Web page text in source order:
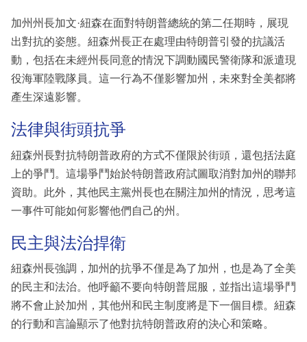
區
加州州長加文·紐森在面對特朗普總統的第二任期時，展現
出對抗的姿態。紐森州長正在處理由特朗普引發的抗議活
動，包括在未經州長同意的情況下調動國民警衛隊和派遣現
役海軍陸戰隊員。這一行為不僅影響加州，未來對全美都將
產生深遠影響。
法律與街頭抗爭
紐森州長對抗特朗普政府的方式不僅限於街頭，還包括法庭
上的爭鬥。這場爭鬥始於特朗普政府試圖取消對加州的聯邦
資助。此外，其他民主黨州長也在關注加州的情況，思考這
一事件可能如何影響他們自己的州。
民主與法治捍衛
紐森州長強調，加州的抗爭不僅是為了加州，也是為了全美
的民主和法治。他呼籲不要向特朗普屈服，並指出這場爭鬥
將不會止於加州，其他州和民主制度將是下一個目標。紐森
的行動和言論顯示了他對抗特朗普政府的決心和策略。